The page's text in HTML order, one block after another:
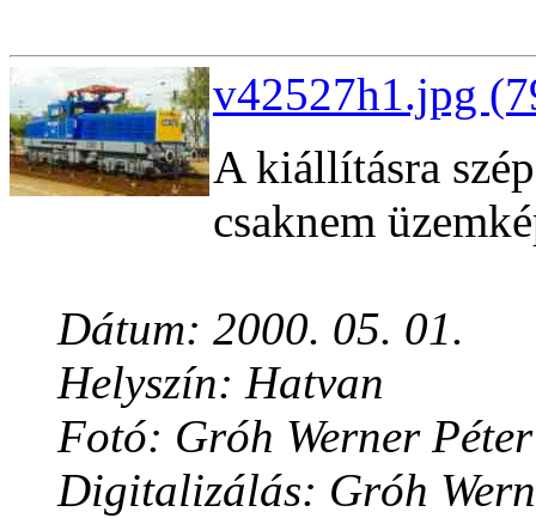
v42527h1.jpg
A kiállításra
csaknem
Dátum: 2000. 05. 01.
Helyszín: Hatvan
Fotó: Gróh Werner Péter
Digitalizálás: Gróh